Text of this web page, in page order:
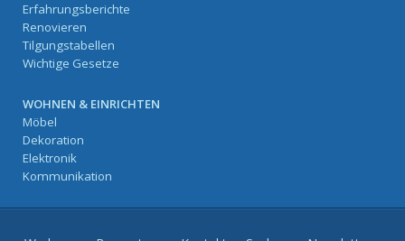
Erfahrungsberichte
Renovieren
Tilgungstabellen
Wichtige Gesetze
WOHNEN & EINRICHTEN
Möbel
Dekoration
Elektronik
Kommunikation